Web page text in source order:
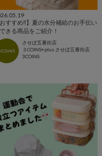
おすすめ‼️】夏の水分補給のお手伝い
きる商品をご紹介！
させぼ五番街店
３COINS+plus させぼ五番街店
3COINS